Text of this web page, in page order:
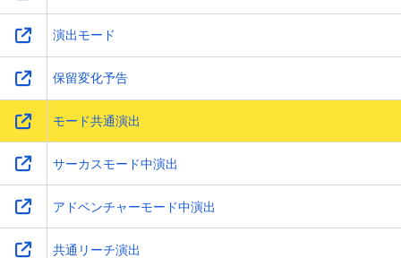
演出モード
保留変化予告
モード共通演出
サーカスモード中演出
アドベンチャーモード中演出
共通リーチ演出